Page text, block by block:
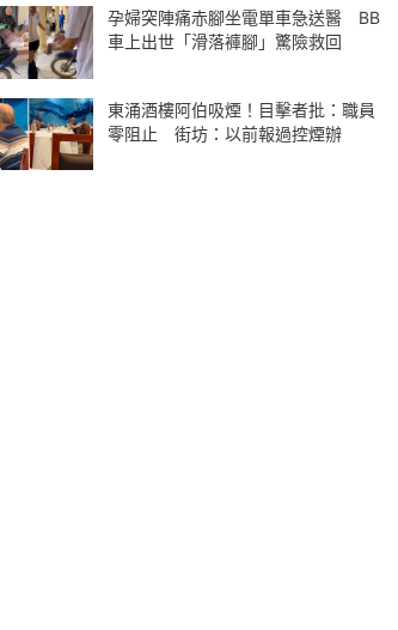
孕婦突陣痛赤腳坐電單車急送醫 BB
車上出世「滑落褲腳」驚險救回
東涌酒樓阿伯吸煙！目擊者批：職員
零阻止 街坊：以前報過控煙辦